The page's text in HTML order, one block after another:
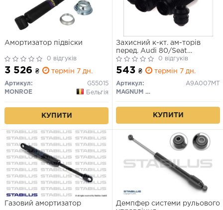
Амортизатор підвіски
0 відгуків
3 526 ₴ термін 7 дн.
Артикул:
G55015
MONROE
Бельгія
КУПИТИ
Захисний к-кт. ам-торів
перед. Audi 80/Seat
Ibiza/Malaga 1.2-1.7D -93
0 відгуків
543 ₴ термін 7 дн.
Артикул:
A9A007MT
MAGNUM TECHNOLOGY
КУПИТИ
Газовий амортизатор
Демпфер системи рульового